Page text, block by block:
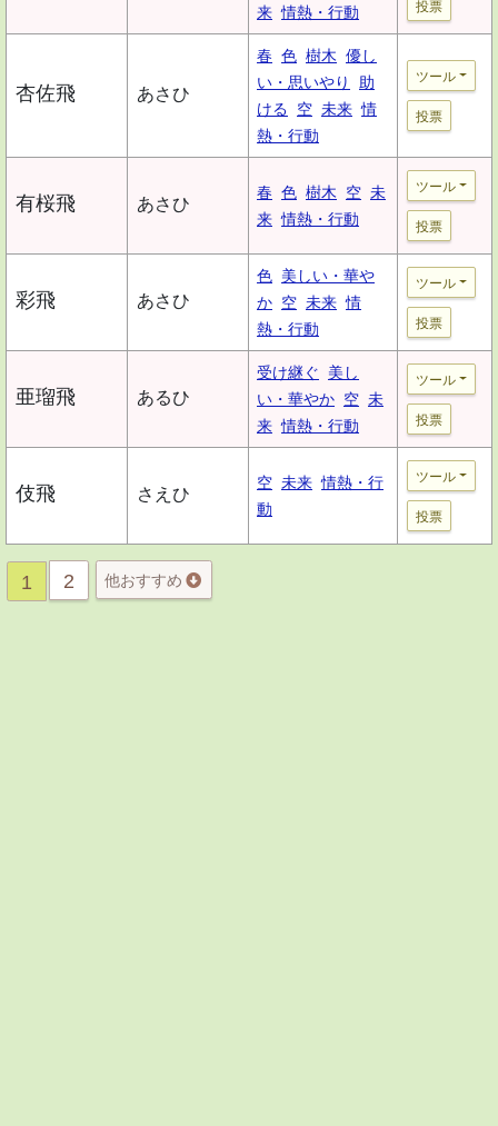
来 情熱・行動 投票
杏佐飛 あさひ
春 色 樹木 優し
い・思いやり
助
ける
空 未来 情
熱・行動
ツール
投票
有桜飛 あさひ
春 色 樹木 空 未
来 情熱・行動
ツール
投票
彩飛 あさひ
色 美しい・華や
か 空 未来 情
熱・行動
ツール
投票
亜瑠飛 あるひ
受け継ぐ
美し
い・華やか 空 未
来 情熱・行動
ツール
投票
伎飛 さえひ
空 未来 情熱・行
動
ツール
投票
1 2 他おすすめ